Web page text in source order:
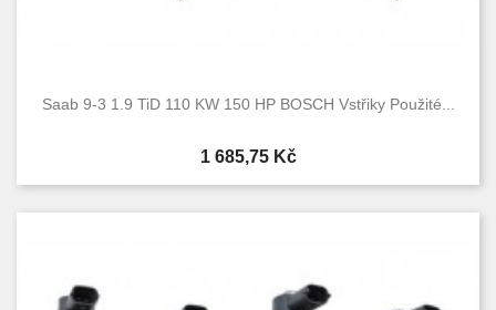
Saab 9-3 1.9 TiD 110 KW 150 HP BOSCH Vstřiky Použité...
Cena
1 685,75 Kč